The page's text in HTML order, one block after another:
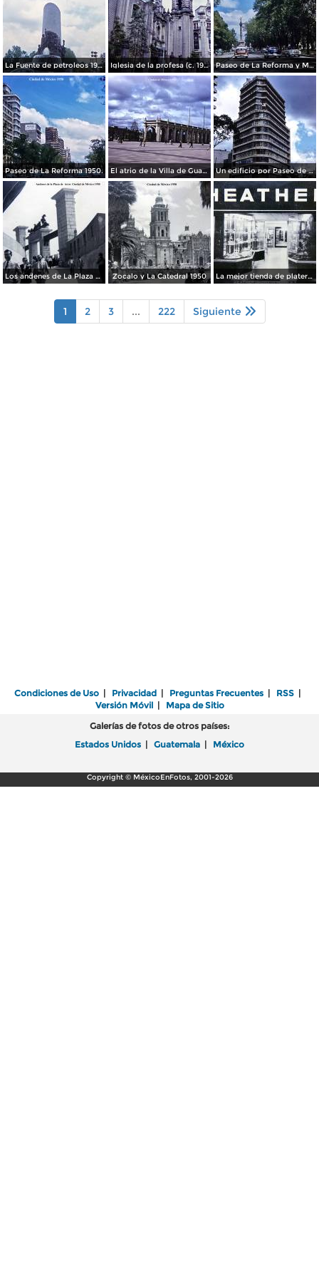
La Fuente de petroleos 1950. Iglesia de la profesa (c. 1950) Paseo de La Reforma y Mto a La Independencia 1950
Paseo de La Reforma 1950. El atrio de la Villa de Guadalupe 1950. Un edificio por Paseo de La Reforma 1950
Los andenes de La Plaza de toros Ciudad de México 1950 Zocalo y La Catedral 1950 La mejor tienda de plateria.
1 2 3 ... 222 Siguiente
Condiciones de Uso | Privacidad | Preguntas Frecuentes | RSS |
Versión Móvil| Mapa de Sitio
Galerías de fotos de otros países:
Estados Unidos | Guatemala | México
Copyright © MéxicoEnFotos, 2001-2026